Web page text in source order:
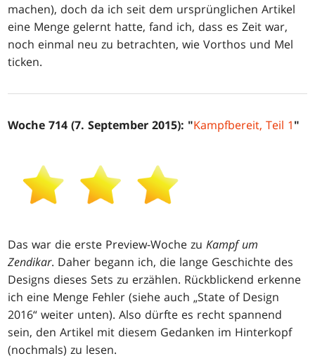
machen), doch da ich seit dem ursprünglichen Artikel
eine Menge gelernt hatte, fand ich, dass es Zeit war,
noch einmal neu zu betrachten, wie Vorthos und Mel
ticken.
Woche 714 (7. September 2015): "Kampfbereit, Teil 1"
Das war die erste Preview-Woche zuKampf um
Zendikar. Daher begann ich, die lange Geschichte des
Designs dieses Sets zu erzählen. Rückblickend erkenne
ich eine Menge Fehler (siehe auch „State of Design
2016“ weiter unten). Also dürfte es recht spannend
sein, den Artikel mit diesem Gedanken im Hinterkopf
(nochmals) zu lesen.